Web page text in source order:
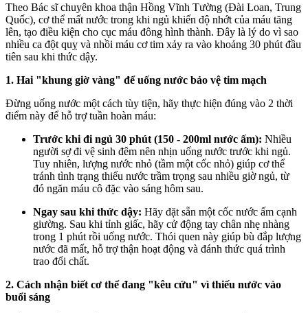
Theo Bác sĩ chuyên khoa thận Hồng Vĩnh Tường (Đài Loan, Trung
Quốc), c‌ơ th‌ể mất nước trong khi ngủ khiến độ nhớt của máu tăng
lên, tạo điều kiện cho cục máu đông hình thành. Đây là lý do vì sao
nhiều ca đột quỵ và nhồi máu cơ tim xảy ra vào khoảng 30 phút đầu
tiên sau khi thức dậy.
1. Hai "khung giờ vàng" để uống nước bảo vệ tim mạch
Đừng uống nước một cách tùy tiện, hãy thực hiện đúng vào 2 thời
điểm này để hỗ trợ tuần hoàn máu:
Trước khi đi ngủ 30 phút (150 - 200ml nước ấm): Nhiều
người sợ đi vệ sinh đêm nên nhịn uống nước trước khi ngủ.
Tuy nhiên, lượng nước nhỏ (tầm một cốc nhỏ) giúp c‌ơ th‌ể
tránh tình trạng thiếu nước trầm trọng sau nhiều giờ ngủ, từ
đó ngăn máu cô đặc vào sáng hôm sau.
Ngay sau khi thức dậy: Hãy đặt sẵn một cốc nước ấm cạnh
giường. Sau khi tỉnh giấc, hãy cử động tay chân nhẹ nhàng
trong 1 phút rồi uống nước. Thói quen này giúp bù đắp lượng
nước đã mất, hỗ trợ thận hoạt động và đánh thức quá trình
trao đổi chất.
2. Cách nhận biết c‌ơ th‌ể đang "kêu cứu" vì thiếu nước vào
buổi sáng